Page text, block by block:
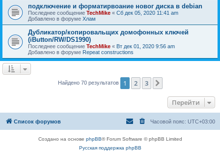
подключение и форматирвоание новог диска в debian
Последнее сообщение TechMike « Сб дек 05, 2020 11:41 am
Добавлено в форуме Хлам
Дубликатор/копировальщих домофонных ключей
(iButton/RW/DS1990)
Последнее сообщение TechMike « Вт дек 01, 2020 9:56 am
Добавлено в форуме Repeat constructions
Найдено 70 результатов 1 2 3
Перейти
Список форумов Часовой пояс: UTC+03:00
Создано на основе phpBB® Forum Software © phpBB Limited
Русская поддержка phpBB